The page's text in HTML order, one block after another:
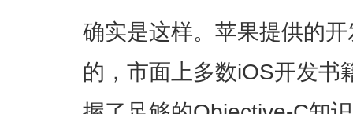
确实是这样。苹果提供的
的，市面上多数iOS开发书